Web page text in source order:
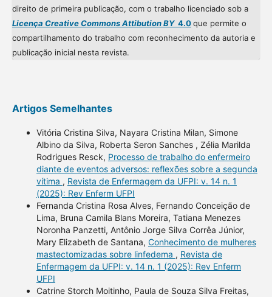
direito de primeira publicação, com o trabalho licenciado sob a
Licença Creative Commons Attibution BY4.0que permite o
compartilhamento do trabalho com reconhecimento da autoria e
publicação inicial nesta revista.
Artigos Semelhantes
Vitória Cristina Silva, Nayara Cristina Milan, Simone
Albino da Silva, Roberta Seron Sanches , Zélia Marilda
Rodrigues Resck, Processo de trabalho do enfermeiro
diante de eventos adversos: reflexões sobre a segunda
vítima , Revista de Enfermagem da UFPI: v. 14 n. 1
(2025): Rev Enferm UFPI
Fernanda Cristina Rosa Alves, Fernando Conceição de
Lima, Bruna Camila Blans Moreira, Tatiana Menezes
Noronha Panzetti, Antônio Jorge Silva Corrêa Júnior,
Mary Elizabeth de Santana, Conhecimento de mulheres
mastectomizadas sobre linfedema , Revista de
Enfermagem da UFPI: v. 14 n. 1 (2025): Rev Enferm
UFPI
Catrine Storch Moitinho, Paula de Souza Silva Freitas,